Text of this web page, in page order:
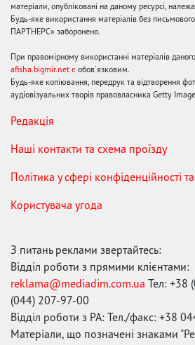
матеріали, опубліковані на даному ресурсі,
Будь-яке використання матеріалів без
ПАРТНЕРС» заборонено.
При правомірному використанні матеріалів
afisha.bigmir.net є обов'язковим.
Будь-яке копіювання, передрук та відтворення
аудіовізуальних творів правовласника Getty
Редакція
Наші контакти та схема проїзду
Політика у сфері конфіденційності
Користувача угода
З питань реклами звертайтесь:
Відділ роботи з прямими клієнтами:
reklama@mediadim.com.ua Тел: +38
(044) 207-97-00
Відділ роботи з РА: Тел./факс: +38
Матеріали, що позначені знаками